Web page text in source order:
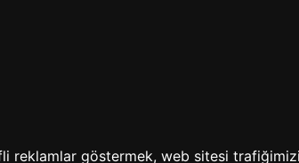
reklamlar göstermek, web sitesi